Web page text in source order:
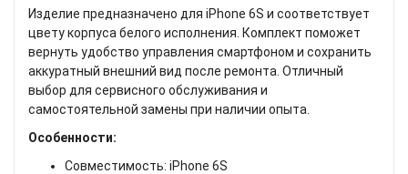
Изделие предназначено для iPhone 6S и соответствует
цвету корпуса белого исполнения. Комплект поможет
вернуть удобство управления смартфоном и сохранить
аккуратный внешний вид после ремонта. Отличный
выбор для сервисного обслуживания и
самостоятельной замены при наличии опыта.
Особенности:
Совместимость: iPhone 6S